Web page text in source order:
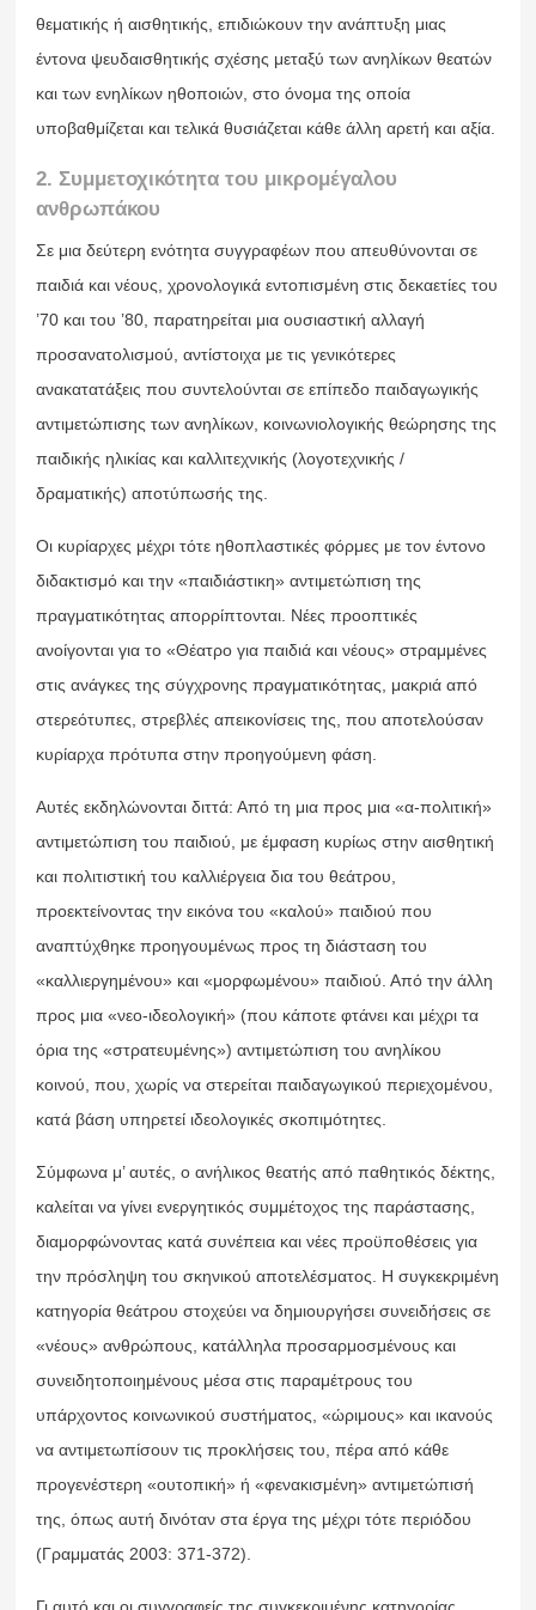
θεματικής ή αισθητικής, επιδιώκουν την ανάπτυξη μιας
έντονα ψευδαισθητικής σχέσης μεταξύ των ανηλίκων θεατών
και των ενηλίκων ηθοποιών, στο όνομα της οποία
υποβαθμίζεται και τελικά θυσιάζεται κάθε άλλη αρετή και αξία.
2. Συμμετοχικότητα του μικρομέγαλου
ανθρωπάκου
Σε μια δεύτερη ενότητα συγγραφέων που απευθύνονται σε
παιδιά και νέους, χρονολογικά εντοπισμένη στις δεκαετίες του
’70 και του ’80, παρατηρείται μια ουσιαστική αλλαγή
προσανατολισμού, αντίστοιχα με τις γενικότερες
ανακατατάξεις που συντελούνται σε επίπεδο παιδαγωγικής
αντιμετώπισης των ανηλίκων, κοινωνιολογικής θεώρησης της
παιδικής ηλικίας και καλλιτεχνικής (λογοτεχνικής /
δραματικής) αποτύπωσής της.
Οι κυρίαρχες μέχρι τότε ηθοπλαστικές φόρμες με τον έντονο
διδακτισμό και την «παιδιάστικη» αντιμετώπιση της
πραγματικότητας απορρίπτονται. Νέες προοπτικές
ανοίγονται για το «Θέατρο για παιδιά και νέους» στραμμένες
στις ανάγκες της σύγχρονης πραγματικότητας, μακριά από
στερεότυπες, στρεβλές απεικονίσεις της, που αποτελούσαν
κυρίαρχα πρότυπα στην προηγούμενη φάση.
Αυτές εκδηλώνονται διττά: Από τη μια προς μια «α-πολιτική»
αντιμετώπιση του παιδιού, με έμφαση κυρίως στην αισθητική
και πολιτιστική του καλλιέργεια δια του θεάτρου,
προεκτείνοντας την εικόνα του «καλού» παιδιού που
αναπτύχθηκε προηγουμένως προς τη διάσταση του
«καλλιεργημένου» και «μορφωμένου» παιδιού. Από την άλλη
προς μια «νεο-ιδεολογική» (που κάποτε φτάνει και μέχρι τα
όρια της «στρατευμένης») αντιμετώπιση του ανηλίκου
κοινού, που, χωρίς να στερείται παιδαγωγικού περιεχομένου,
κατά βάση υπηρετεί ιδεολογικές σκοπιμότητες.
Σύμφωνα μ’ αυτές, ο ανήλικος θεατής από παθητικός δέκτης,
καλείται να γίνει ενεργητικός συμμέτοχος της παράστασης,
διαμορφώνοντας κατά συνέπεια και νέες προϋποθέσεις για
την πρόσληψη του σκηνικού αποτελέσματος. Η συγκεκριμένη
κατηγορία θεάτρου στοχεύει να δημιουργήσει συνειδήσεις σε
«νέους» ανθρώπους, κατάλληλα προσαρμοσμένους και
συνειδητοποιημένους μέσα στις παραμέτρους του
υπάρχοντος κοινωνικού συστήματος, «ώριμους» και ικανούς
να αντιμετωπίσουν τις προκλήσεις του, πέρα από κάθε
προγενέστερη «ουτοπική» ή «φενακισμένη» αντιμετώπισή
της, όπως αυτή δινόταν στα έργα της μέχρι τότε περιόδου
(Γραμματάς 2003: 371-372).
Γι αυτό και οι συγγραφείς της συγκεκριμένης κατηγορίας,